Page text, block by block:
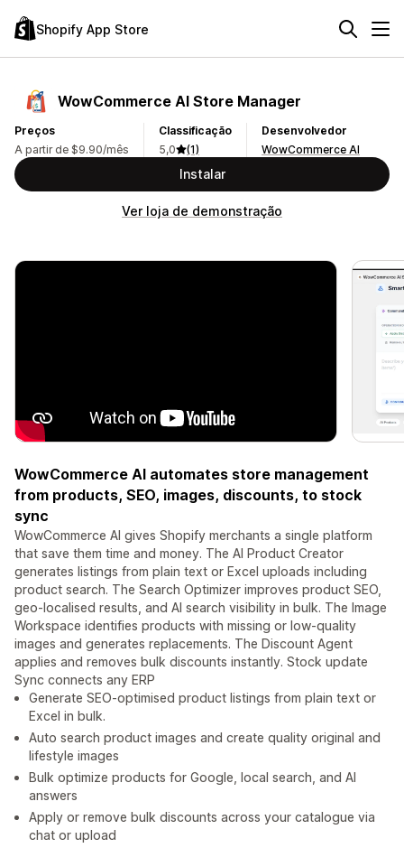
Shopify App Store
WowCommerce AI Store Manager
Preços
A partir de $9.90/mês
Classificação
5,0
(1)
Desenvolvedor
WowCommerce AI
Instalar
Ver loja de demonstração
WowCommerce AI automates store management
from products, SEO, images, discounts, to stock
sync
WowCommerce AI gives Shopify merchants a single platform
that save them time and money. The AI Product Creator
generates listings from plain text or Excel uploads including
product search. The Search Optimizer improves product SEO,
geo-localised results, and AI search visibility in bulk. The Image
Workspace identifies products with missing or low-quality
images and generates replacements. The Discount Agent
applies and removes bulk discounts instantly. Stock update
Sync connects any ERP
Generate SEO-optimised product listings from plain text or
Excel in bulk.
Auto search product images and create quality original and
lifestyle images
Bulk optimize products for Google, local search, and AI
answers
Apply or remove bulk discounts across your catalogue via
chat or upload